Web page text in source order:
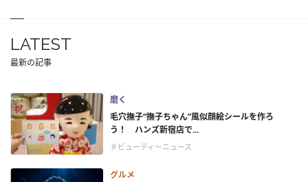
LATEST
最新の記事
磨く
毛穴撫子“撫子ちゃん”風似顔絵シールを作ろ
う！ ハンズ新宿店で...
＃ビューティーニュース
グルメ